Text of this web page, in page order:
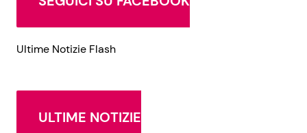
Ultime Notizie Flash
ULTIME NOTIZIE